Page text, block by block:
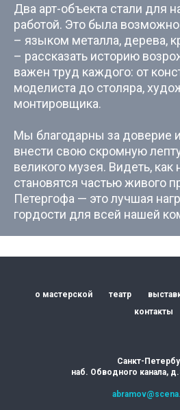
Два арт-объекта стали для
работой. Это была
– языком металла, дерева,
– рассказать историю
важен труд каждого: от
моделиста до столяра,
монтировщика.
Мы благодарны за доверие
внести свою скромную
великого музея. Видеть,
становятся частью живого
Петергофа — это лучшая
гордости для всей нашей
о мастерской театр
контакты
Санкт-
наб. Обводного канала,